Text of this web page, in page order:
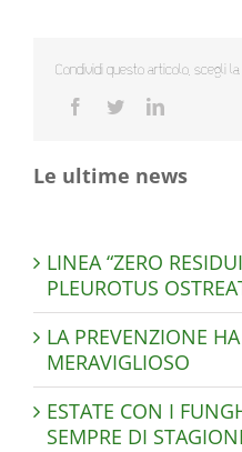
Condividi questo articolo, scegli
Le ultime news
LINEA “ZERO
PLEUROTUS
LA PREVENZIONE
MERAVIGLIOSO
ESTATE CON I
SEMPRE DI